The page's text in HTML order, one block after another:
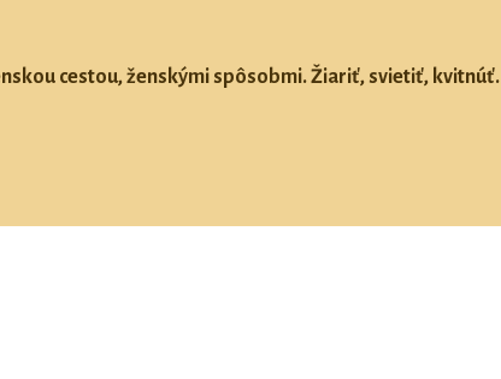
cestou, ženskými spôsobmi. Žiariť, svietiť, kvitnúť.